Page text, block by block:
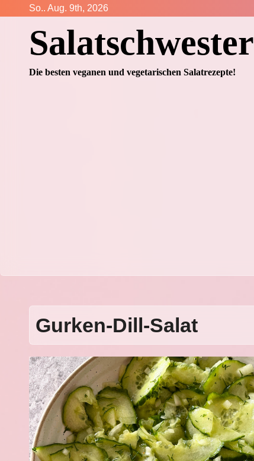
springen
So.. Aug. 9th, 2026
Salatschwester
Die besten veganen und vegetarischen Salatrezepte!
Gurken-Dill-Salat